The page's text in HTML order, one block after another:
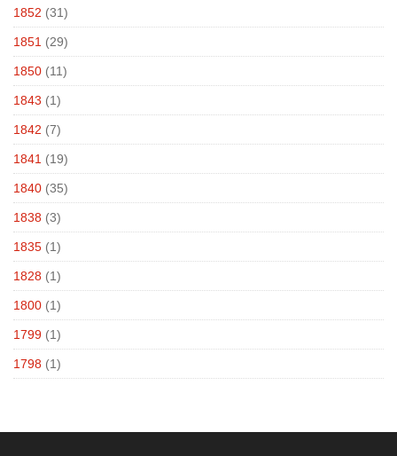
1852 (31)
1851 (29)
1850 (11)
1843 (1)
1842 (7)
1841 (19)
1840 (35)
1838 (3)
1835 (1)
1828 (1)
1800 (1)
1799 (1)
1798 (1)